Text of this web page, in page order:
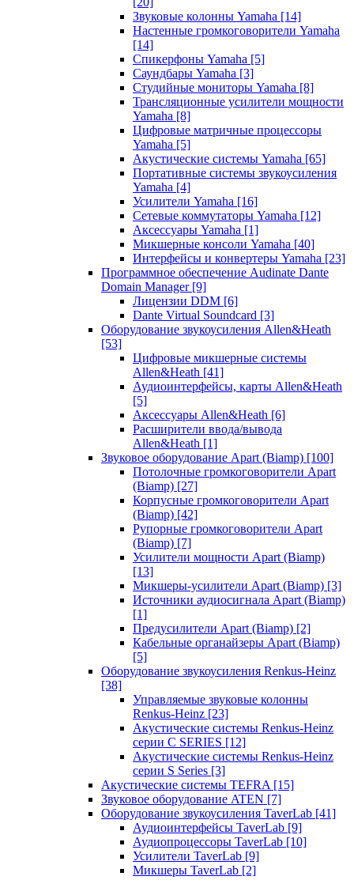
Звуковые колонны Yamaha [14]
Настенные громкоговорители Yamaha
[14]
Спикерфоны Yamaha [5]
Саундбары Yamaha [3]
Студийные мониторы Yamaha [8]
Трансляционные усилители мощности
Yamaha [8]
Цифровые матричные процессоры
Yamaha [5]
Акустические системы Yamaha [65]
Портативные системы звукоусиления
Yamaha [4]
Усилители Yamaha [16]
Сетевые коммутаторы Yamaha [12]
Аксессуары Yamaha [1]
Микшерные консоли Yamaha [40]
Интерфейсы и конвертеры Yamaha [23]
Программное обеспечение Audinate Dante
Domain Manager [9]
Лицензии DDM [6]
Dante Virtual Soundcard [3]
Оборудование звукоусиления Allen&Heath
[53]
Цифровые микшерные системы
Allen&Heath [41]
Аудиоинтерфейсы, карты Allen&Heath
[5]
Аксессуары Allen&Heath [6]
Расширители ввода/вывода
Allen&Heath [1]
Звуковое оборудование Apart (Biamp) [100]
Потолочные громкоговорители Apart
(Biamp) [27]
Корпусные громкоговорители Apart
(Biamp) [42]
Рупорные громкоговорители Apart
(Biamp) [7]
Усилители мощности Apart (Biamp)
[13]
Микшеры-усилители Apart (Biamp) [3]
Источники аудиосигнала Apart (Biamp)
[1]
Предусилители Apart (Biamp) [2]
Кабельные органайзеры Apart (Biamp)
[5]
Оборудование звукоусиления Renkus-Heinz
[38]
Управляемые звуковые колонны
Renkus-Heinz [23]
Акустические системы Renkus-Heinz
серии C SERIES [12]
Акустические системы Renkus-Heinz
серии S Series [3]
Акустические системы TEFRA [15]
Звуковое оборудование ATEN [7]
Оборудование звукоусиления TaverLab [41]
Аудиоинтерфейсы TaverLab [9]
Аудиопроцессоры TaverLab [10]
Усилители TaverLab [9]
Микшеры TaverLab [2]